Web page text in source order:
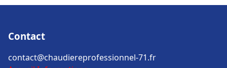
Contact
contact@chaudiereprofessionnel-71.fr